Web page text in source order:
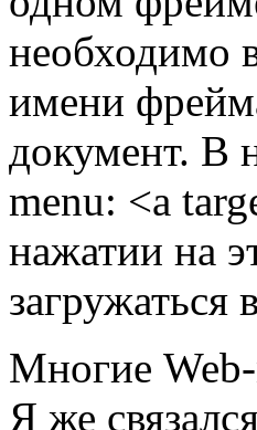
необходимо
имени
документ. В
menu: <a
нажатии на
загружаться
Многие
Я же